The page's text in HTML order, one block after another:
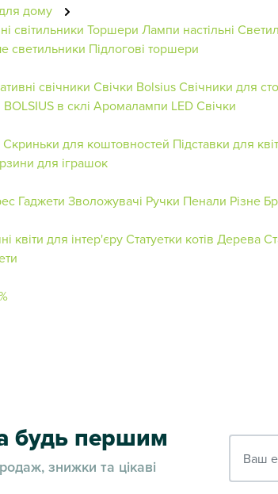
дому
світильники Торшери Лампи настільні
светильники Підлогові торшери
свічники Свічки BolsiusСвічники для
в склі Аромалампи LED Свічки
Скриньки для коштовностей Підставки для
для іграшок
Гаджети Зволожувачі Ручки Пенали Різне
квіти для інтер'єруСтатуетки котів Дерева
будь першим
знижки та цікаві